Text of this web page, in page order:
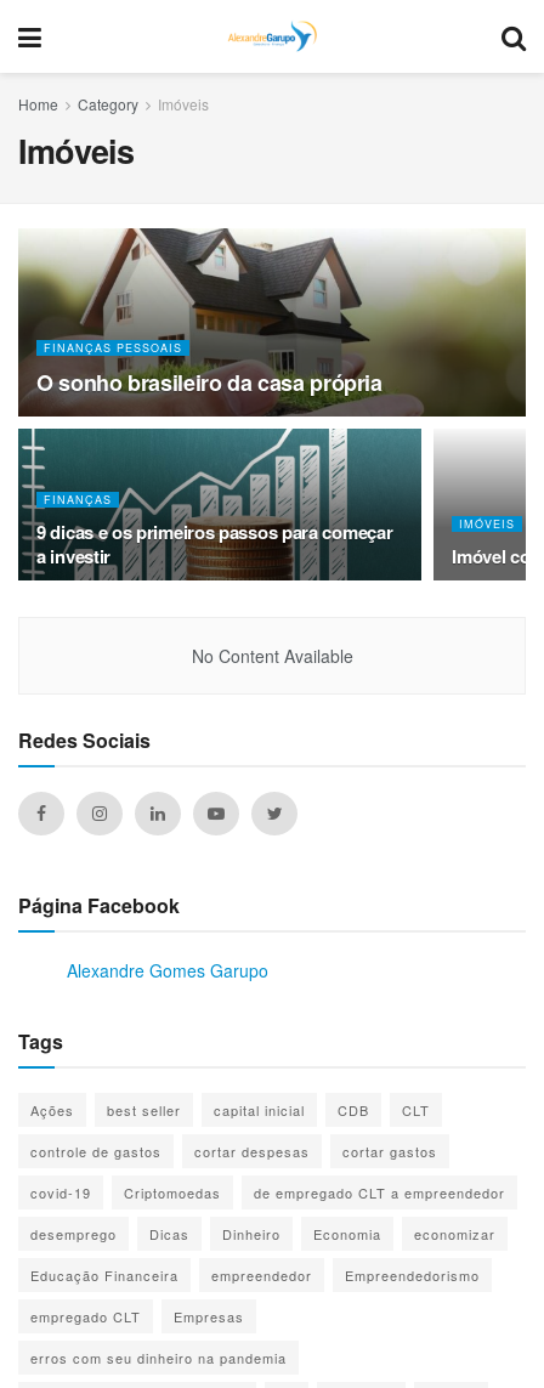
Home Category Imóveis
Imóveis
FINANÇAS PESSOAIS
O sonho brasileiro da casa própria
FINANÇAS
9 dicas e os primeiros passos para começar
a investir
IMÓVEIS
Imóvel
No Content Available
Redes Sociais
Página Facebook
Alexandre Gomes Garupo
Tags
Ações best seller capital inicial CDB CLT
controle de gastos cortar despesas cortar gastos
covid-19 Criptomoedas de empregado CLT a empreendedor
desemprego Dicas Dinheiro Economia economizar
Educação Financeira empreendedor Empreendedorismo
empregado CLT Empresas
erros com seu dinheiro na pandemia